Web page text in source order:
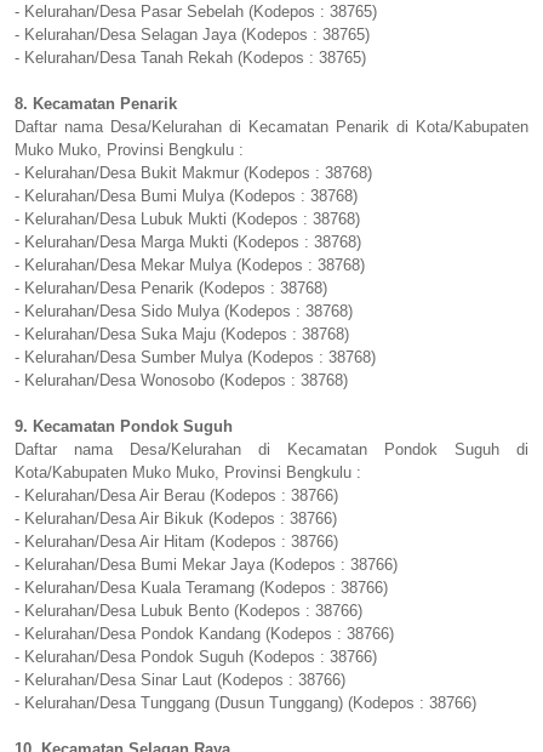
- Kelurahan/Desa Pasar Sebelah (Kodepos : 38765)
- Kelurahan/Desa Selagan Jaya (Kodepos : 38765)
- Kelurahan/Desa Tanah Rekah (Kodepos : 38765)
8. Kecamatan Penarik
Daftar nama Desa/Kelurahan di Kecamatan Penarik di Kota/Kabupaten
Muko Muko, Provinsi Bengkulu :
- Kelurahan/Desa Bukit Makmur (Kodepos : 38768)
- Kelurahan/Desa Bumi Mulya (Kodepos : 38768)
- Kelurahan/Desa Lubuk Mukti (Kodepos : 38768)
- Kelurahan/Desa Marga Mukti (Kodepos : 38768)
- Kelurahan/Desa Mekar Mulya (Kodepos : 38768)
- Kelurahan/Desa Penarik (Kodepos : 38768)
- Kelurahan/Desa Sido Mulya (Kodepos : 38768)
- Kelurahan/Desa Suka Maju (Kodepos : 38768)
- Kelurahan/Desa Sumber Mulya (Kodepos : 38768)
- Kelurahan/Desa Wonosobo (Kodepos : 38768)
9. Kecamatan Pondok Suguh
Daftar nama Desa/Kelurahan di Kecamatan Pondok Suguh di
Kota/Kabupaten Muko Muko, Provinsi Bengkulu :
- Kelurahan/Desa Air Berau (Kodepos : 38766)
- Kelurahan/Desa Air Bikuk (Kodepos : 38766)
- Kelurahan/Desa Air Hitam (Kodepos : 38766)
- Kelurahan/Desa Bumi Mekar Jaya (Kodepos : 38766)
- Kelurahan/Desa Kuala Teramang (Kodepos : 38766)
- Kelurahan/Desa Lubuk Bento (Kodepos : 38766)
- Kelurahan/Desa Pondok Kandang (Kodepos : 38766)
- Kelurahan/Desa Pondok Suguh (Kodepos : 38766)
- Kelurahan/Desa Sinar Laut (Kodepos : 38766)
- Kelurahan/Desa Tunggang (Dusun Tunggang) (Kodepos : 38766)